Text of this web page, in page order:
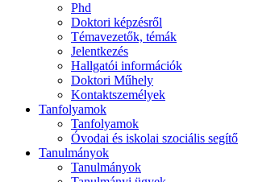
Phd
Doktori képzésről
Témavezetők, témák
Jelentkezés
Hallgatói információk
Doktori Műhely
Kontaktszemélyek
Tanfolyamok
Tanfolyamok
Óvodai és iskolai szociális segítő
Tanulmányok
Tanulmányok